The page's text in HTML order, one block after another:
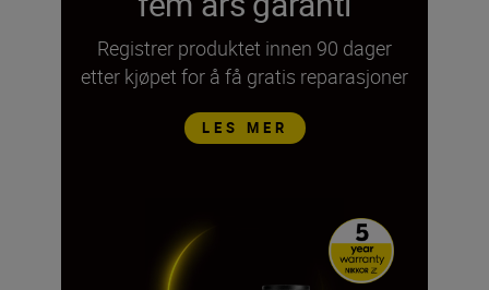
Registrer produktet innen 90 dager
etter kjøpet for å få gratis reparasjoner
LES MER